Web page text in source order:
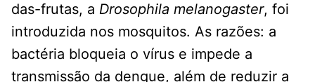
das-frutas, a Drosophila melanogaster, foi
introduzida nos mosquitos. As razões: a
bactéria bloqueia o vírus e impede a
transmissão da dengue, além de reduzir a